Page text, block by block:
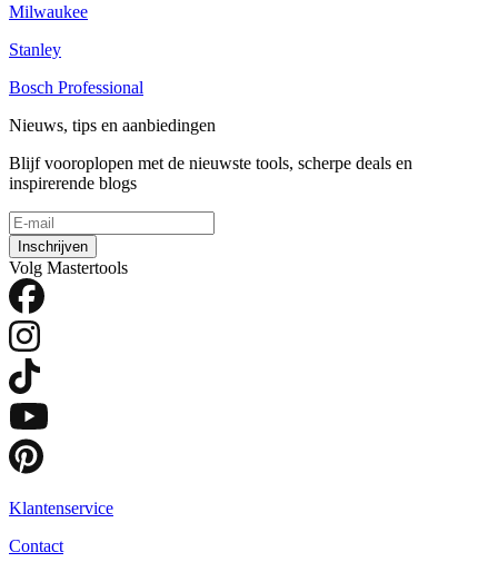
Milwaukee
Stanley
Bosch Professional
Nieuws, tips en aanbiedingen
Blijf vooroplopen met de nieuwste tools, scherpe deals en
inspirerende blogs
Inschrijven
Volg Mastertools
Klantenservice
Contact